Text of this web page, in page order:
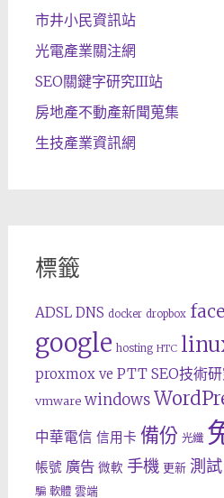
市井小民資訊站
光電產業關注網
SEO關鍵字研究III站
房地產不動產新聞蒐集
生技產業資訊網
標籤
ADSL DNS docker dropbox
google hosting HTC
proxmox ve PTT SEO技術
vmware windows
中華電信 信用卡 備份 光纖
帳號 廣告 微軟 手機 更新 測試
騙 軟體 雲端